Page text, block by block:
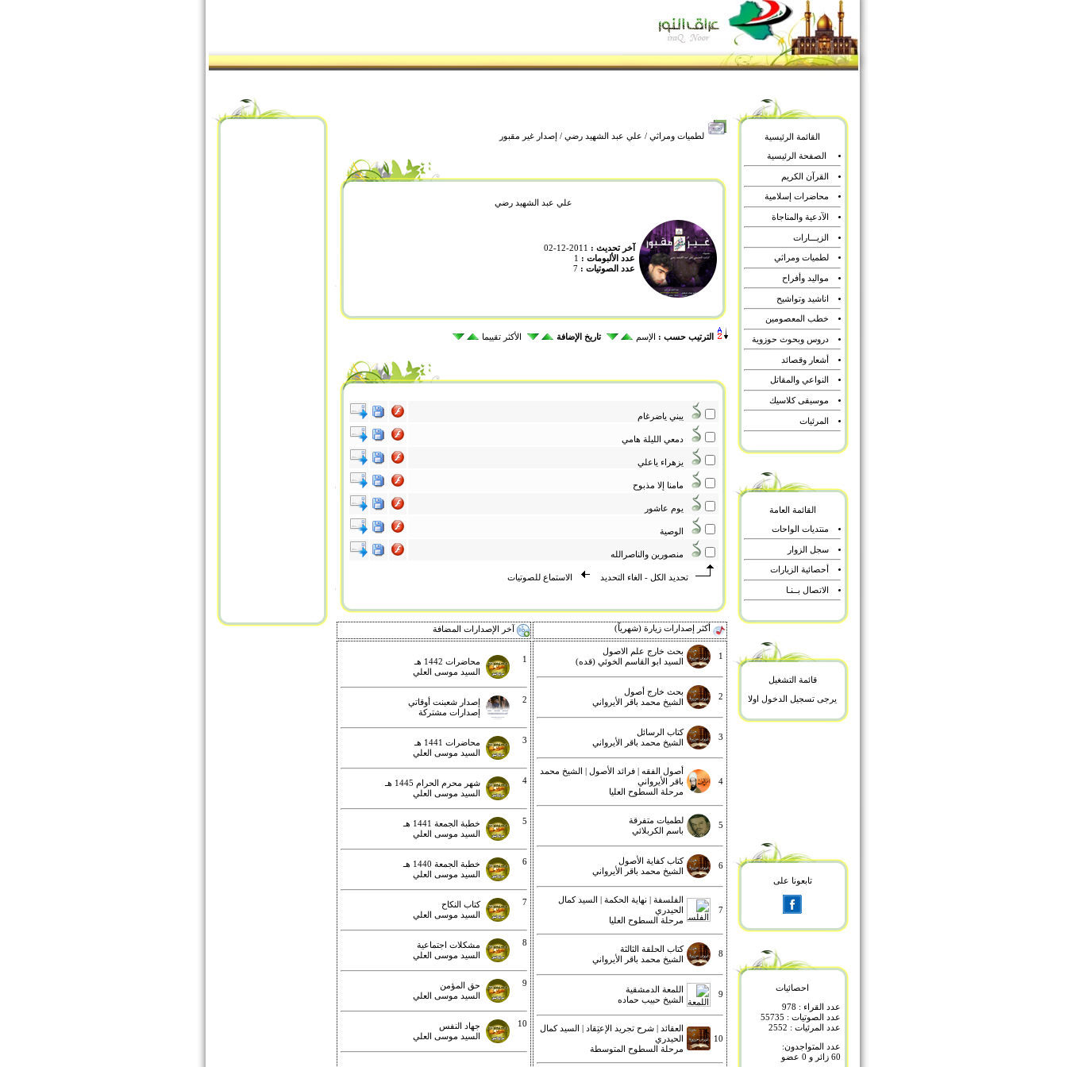
لطميات ومراثي / علي عبد الشهيد رضي / إصدار غير مقبور
علي عبد الشهيد رضي
آخر تحديث : 2011-12-02
عدد الألبومات : 1
عدد الصوتيات : 7
الترتيب حسب : الإسم تاريخ الإضافة الأكثر تقييما
يبني ياضرغام
دمعي الليلة هامي
يزهراء ياعلي
مامنا إلا مذبوح
يوم عاشور
الوصية
منصورين والناصرالله
تحديد الكل - الغاء التحديد الاستماع للصوتيات
أكثر إصدارات زيارة (شهرياً) آخر الإصدارات المضافة
1
بحث خارج علم الاصول
السيد ابو القاسم الخوئي (قده)
2
بحث خارج أصول
الشيخ محمد باقر الأيرواني
3
كتاب الرسائل
الشيخ محمد باقر الأيرواني
4
أصول الفقه | فرائد الأصول | الشيخ محمد
باقر الأيرواني
مرحلة السطوح العليا
5
لطميات متفرقة
باسم الكربلائي
6
كتاب كفاية الأصول
الشيخ محمد باقر الأيرواني
7
الفلسفة | نهاية الحكمة | السيد كمال
الحيدري
مرحلة السطوح العليا
8
كتاب الحلقة الثالثة
الشيخ محمد باقر الأيرواني
9
اللمعة الدمشقية
الشيخ حبيب حماده
10
العقائد | شرح تجريد الإعتِقاد | السيد كمال
الحيدري
مرحلة السطوح المتوسطة
1
محاضرات 1442 هـ
السيد موسى العلي
2
إصدار شعبنت أوقاتي
إصدارات مشتركة
3
محاضرات 1441 هـ
السيد موسى العلي
4
شهر محرم الحرام 1445 هـ
السيد موسى العلي
5
خطبة الجمعة 1441 هـ
السيد موسى العلي
6
خطبة الجمعة 1440 هـ
السيد موسى العلي
7
كتاب النكاح
السيد موسى العلي
8
مشكلات اجتماعية
السيد موسى العلي
9
حق المؤمن
السيد موسى العلي
10
جهاد النفس
السيد موسى العلي
القائمة الرئيسية
الصفحة الرئيسية
القرآن الكريم
محاضرات إسلامية
الآدعية والمناجاة
الزيـــارات
لطميات ومراثي
مواليد وأفراح
اناشيد وتواشيح
خطب المعصومين
دروس وبحوث حوزوية
أشعار وقصائد
النواعي والمقاتل
موسيقى كلاسيك
المرئيات
القائمة العامة
منتديات الواحات
سجل الزوار
أحصائية الزيارات
الاتصال بــنـا
قائمة التشغيل
يرجى تسجيل الدخول اولا
تابعونا على
احصائيات
عدد القراء : 978
عدد الصوتيات : 55735
عدد المرئيات : 2552
عدد المتواجدون:
60 زائر و 0 عضو